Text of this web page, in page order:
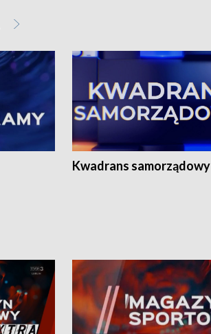
Kwadrans samorządowy